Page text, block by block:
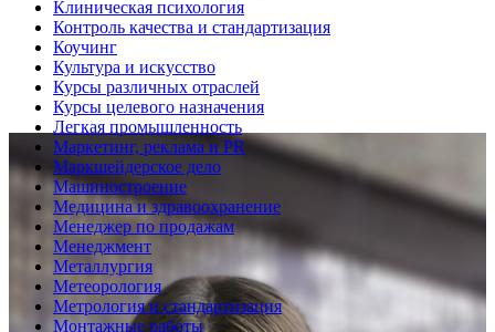
Клиническая психология
Контроль качества и стандартизация
Коучинг
Культура и искусство
Курсы различных отраслей
Курсы целевого назначения
Легкая промышленность
Маркетинг, реклама и PR
Маркшейдерское дело
Машиностроение
Медицина и здравоохранение
Менеджер по продажам
Менеджмент
Металлургия
Метеорология
Метрология и стандартизация
Монтажные работы